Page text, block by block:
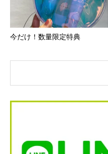
今だけ！数量限定特典